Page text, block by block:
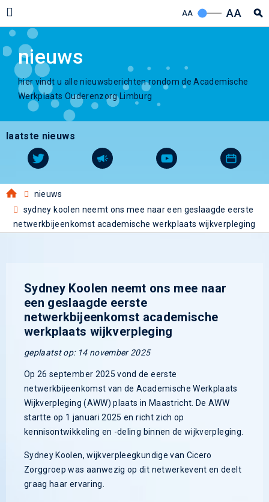
AA AA
nieuws
hier vindt u alle nieuwsberichten rondom de Academische
Werkplaats Ouderenzorg Limburg
laatste nieuws
nieuws
sydney koolen neemt ons mee naar een geslaagde eerste
netwerkbijeenkomst academische werkplaats wijkverpleging
Sydney Koolen neemt ons mee naar
een geslaagde eerste
netwerkbijeenkomst academische
werkplaats wijkverpleging
geplaatst op: 14 november 2025
Op 26 september 2025 vond de eerste
netwerkbijeenkomst van de Academische Werkplaats
Wijkverpleging (AWW) plaats in Maastricht. De AWW
startte op 1 januari 2025 en richt zich op
kennisontwikkeling en -deling binnen de wijkverpleging.
Sydney Koolen, wijkverpleegkundige van Cicero
Zorggroep was aanwezig op dit netwerkevent en deelt
graag haar ervaring.